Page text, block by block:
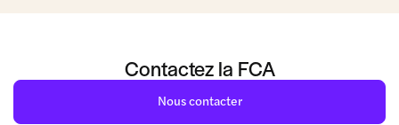
Contactez la FCA
Nous contacter